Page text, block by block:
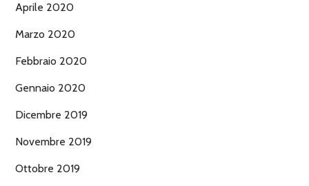
Aprile 2020
Marzo 2020
Febbraio 2020
Gennaio 2020
Dicembre 2019
Novembre 2019
Ottobre 2019